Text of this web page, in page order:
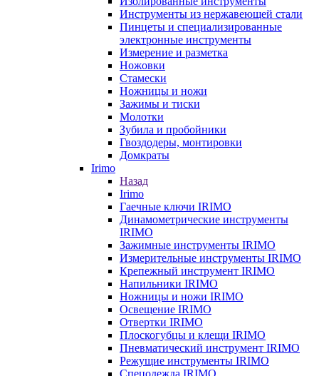
Инструменты из нержавеющей стали
Пинцеты и специализированные
электронные инструменты
Измерение и разметка
Ножовки
Стамески
Ножницы и ножи
Зажимы и тиски
Молотки
Зубила и пробойники
Гвоздодеры, монтировки
Домкраты
Irimo
Назад
Irimo
Гаечные ключи IRIMO
Динамометрические инструменты
IRIMO
Зажимные инструменты IRIMO
Измерительные инструменты IRIMO
Крепежный инструмент IRIMO
Напильники IRIMO
Ножницы и ножи IRIMO
Освещение IRIMO
Отвертки IRIMO
Плоскогубцы и клещи IRIMO
Пневматический инструмент IRIMO
Режущие инструменты IRIMO
Спецодежда IRIMO